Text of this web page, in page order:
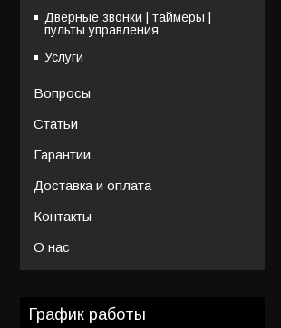
Дверные звонки | таймеры |
пульты управления
Услуги
Вопросы
Статьи
Гарантии
Доставка и оплата
Контакты
О нас
График работы